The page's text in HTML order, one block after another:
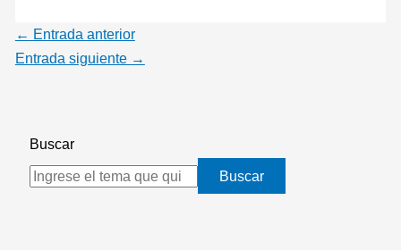
← Entrada anterior
Entrada siguiente →
Buscar
Buscar